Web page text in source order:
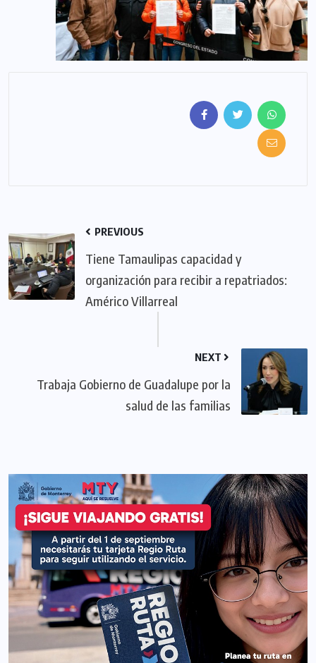
PREVIOUS
Tiene Tamaulipas capacidad y
organización para recibir a repatriados:
Américo Villarreal
NEXT
Trabaja Gobierno de Guadalupe por la
salud de las familias